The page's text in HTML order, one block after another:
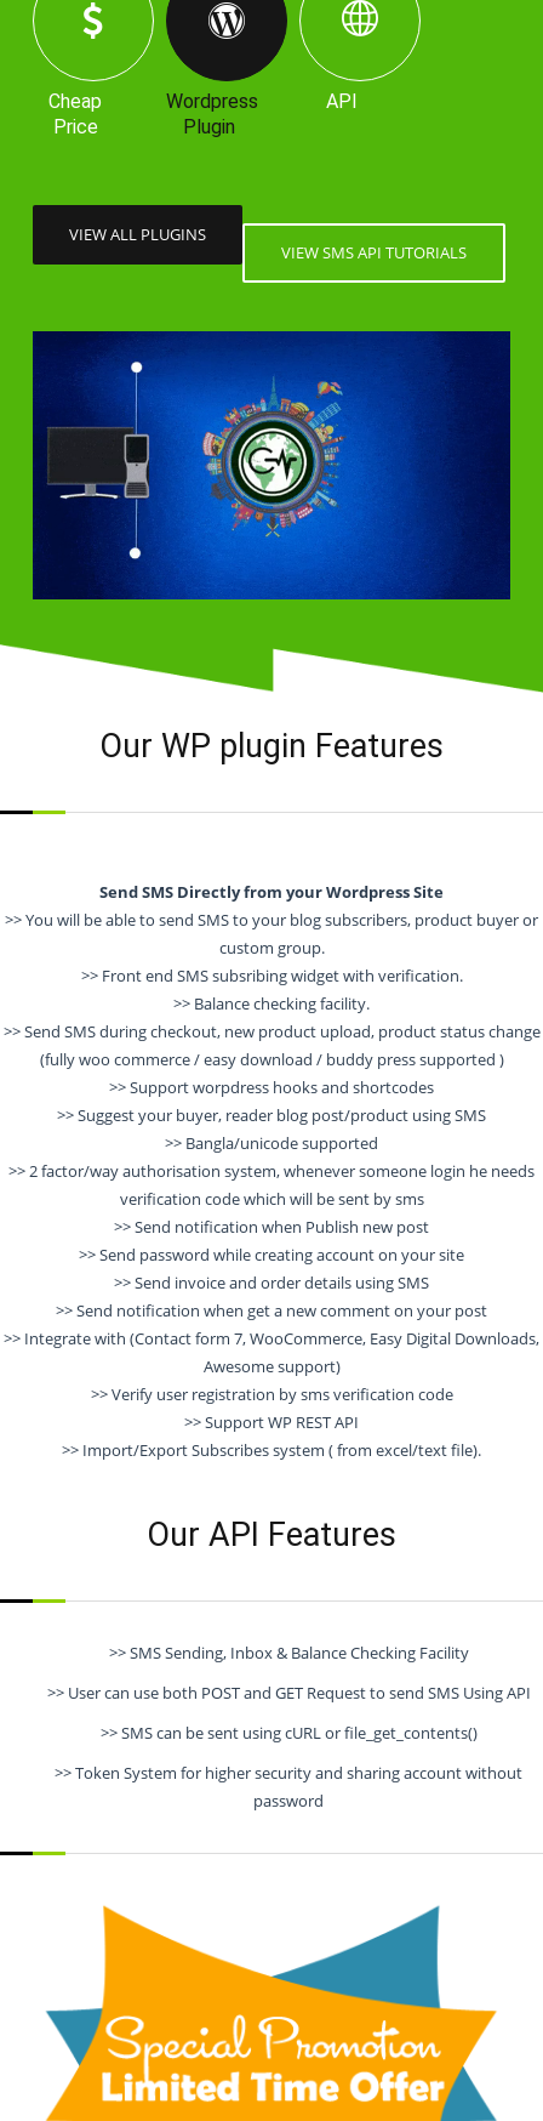
Cheap
Price
Wordpress
Plugin
API
VIEW ALL PLUGINS
VIEW SMS API TUTORIALS
Our WP plugin Features
Send SMS Directly from your Wordpress Site
>> You will be able to send SMS to your blog subscribers, product buyer or
custom group.
>> Front end SMS subsribing widget with verification.
>> Balance checking facility.
>> Send SMS during checkout, new product upload, product status change
(fully woo commerce / easy download / buddy press supported )
>> Support worpdress hooks and shortcodes
>> Suggest your buyer, reader blog post/product using SMS
>> Bangla/unicode supported
>> 2 factor/way authorisation system, whenever someone login he needs
verification code which will be sent by sms
>> Send notification when Publish new post
>> Send password while creating account on your site
>> Send invoice and order details using SMS
>> Send notification when get a new comment on your post
>> Integrate with (Contact form 7, WooCommerce, Easy Digital Downloads,
Awesome support)
>> Verify user registration by sms verification code
>> Support WP REST API
>> Import/Export Subscribes system ( from excel/text file).
Our API Features
>> SMS Sending, Inbox & Balance Checking Facility
>> User can use both POST and GET Request to send SMS Using API
>> SMS can be sent using cURL or file_get_contents()
>> Token System for higher security and sharing account without
password